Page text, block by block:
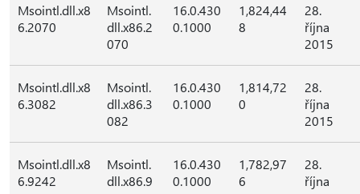
Msointl.dll.x8
6.2070
Msointl.
dll.x86.2
070
16.0.430
0.1000
1,824,44
8
28.
října
2015
Msointl.dll.x8
6.3082
Msointl.
dll.x86.3
082
16.0.430
0.1000
1,814,72
0
28.
října
2015
Msointl.dll.x8
6.9242
Msointl.
dll.x86.9
16.0.430
0.1000
1,782,97
6
28.
října